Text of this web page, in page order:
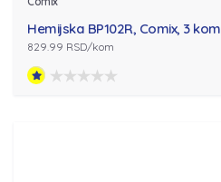
Hemijska BP102R, Comix, 3 kom
829.99 RSD/kom